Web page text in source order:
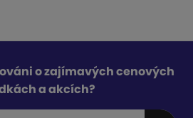
o zajímavých cenových
a akcích?